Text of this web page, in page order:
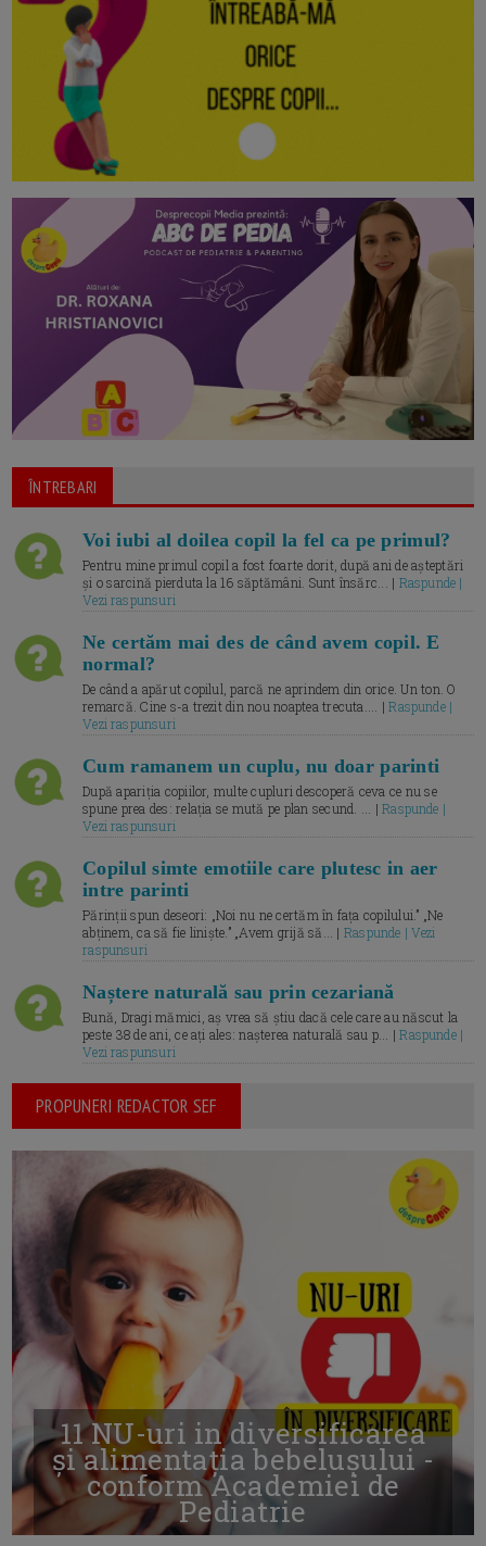
ÎNTREBARI
Voi iubi al doilea copil la fel ca pe primul?
Pentru mine primul copil a fost foarte dorit, după ani de așteptări
și o sarcină pierduta la 16 săptămâni. Sunt însărc... | Raspunde |
Vezi raspunsuri
Ne certăm mai des de când avem copil. E
normal?
De când a apărut copilul, parcă ne aprindem din orice. Un ton. O
remarcă. Cine s-a trezit din nou noaptea trecuta.... |Raspunde |
Vezi raspunsuri
Cum ramanem un cuplu, nu doar parinti
După apariția copiilor, multe cupluri descoperă ceva ce nu se
spune prea des: relația se mută pe plan secund. ... |Raspunde |
Vezi raspunsuri
Copilul simte emotiile care plutesc in aer
intre parinti
Părinții spun deseori: „Noi nu ne certăm în fața copilului.” „Ne
abținem, ca să fie liniște.” „Avem grijă să... | Raspunde | Vezi
raspunsuri
Naștere naturală sau prin cezariană
Bună, Dragi mămici, aș vrea să știu dacă cele care au născut la
peste 38 de ani, ce ați ales: nașterea naturală sau p... |Raspunde |
Vezi raspunsuri
PROPUNERI REDACTOR SEF
11 NU-uri in diversificarea
și alimentația bebelușului -
conform Academiei de
Pediatrie